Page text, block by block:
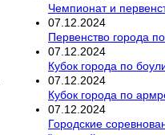
Чемпионат и
07 12 2024
Первенство города
07 12 2024
Кубок города по
07 12 2024
Кубок города по
07 12 2024
Городские